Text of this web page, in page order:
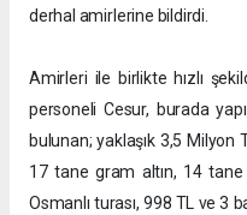
derhal amirlerine bildirdi.
Amirleri ile birlikte hızlı
personeli Cesur, burada
bulunan; yaklaşık 3,5 Milyon
17 tane gram altın, 14
Osmanlı turası, 998 TL ve 3